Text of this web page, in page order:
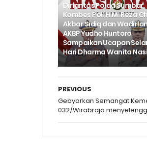
Dirlantas Polda Sumbar
Kombes Pol. H.M. Reza
Akbar Sidiq dan
AKBP Yudho Huntoro
Sampaikan Ucapan
Hari Dharma Wanita
PREVIOUS
Gebyarkan Semangat
032/Wirabraja